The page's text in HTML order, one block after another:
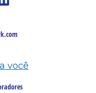
você